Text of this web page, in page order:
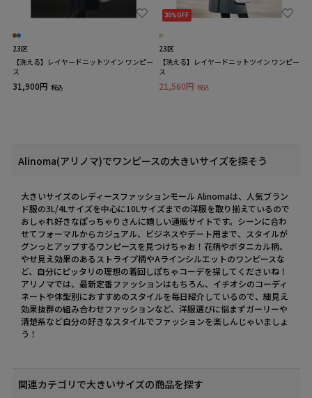
23区
【洗える】レイヤードニットツイン ワンピー
ス
31,900円 税込
30%OFF
23区
【洗える】レイヤードニットツイン ワンピー
ス
21,560円 税込
Alinoma(アリノマ)でワンピースの大きいサイズを探そう
大きいサイズのレディースファッションモール Alinomaは、人気ブラン
ド服の3L/4Lサイズを中心に10Lサイズまでの洋服を取り揃えているので
おしゃれ好きなぽっちゃりさんに嬉しい通販サイトです。シーンに合わ
せてフォーマルからカジュアル、ビジネスやデート用まで、スタイルが
グンっとアップするワンピースを見つけちゃお！花柄やボタニカル柄、
やせ見え効果のあるストライプ柄やAラインシルエットのワンピースな
ど、自分にピッタリの理想の着回しぽちゃコーデを探してくださいね！
アリノマでは、最新定番ファッションはもちろん、イチオシのコーディ
ネートや体型別におすすめのスタイルを毎日紹介しているので、細見え
効果抜群の組み合わせファッションなど、洋服選びに悩まずガーリーや
清楚系など自分の好きなスタイルでファッションを楽しんじゃいましょ
う！
関連カテゴリで大きいサイズの商品を探す